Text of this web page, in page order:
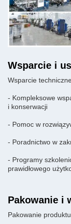
Wsparcie i
Wsparcie
- Kompleksowe
i konserwacji
- Pomoc w
- Poradnictwo w
- Programy
prawidłowego
Pakowanie i
Pakowanie